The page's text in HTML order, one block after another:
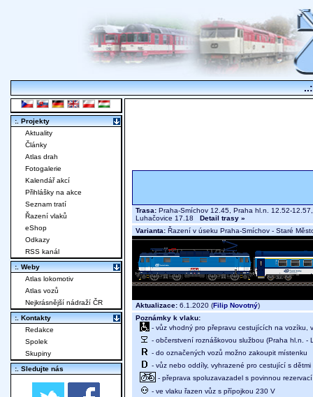
Trasa: Praha-Smíchov 12.45, Praha hl.n. 12.52-
Luhačovice 17.18 Detail trasy »
Varianta: Řazení v úseku Praha-Smíchov - Staré
Aktualizace: 6.1.2020 (Filip Novotný)
Poznámky k vlaku:
- vůz vhodný pro přepravu cestujících na vozíku,
- občerstvení roznáškovou službou (Praha hl.n. -
- do označených vozů možno zakoupit místenku
- vůz nebo oddíly, vyhrazené pro cestující s
- přeprava spoluzavazadel s povinnou
- ve vlaku řazen vůz s přípojkou 230 V
:. Projekty
Aktuality
Články
Atlas drah
Fotogalerie
Kalendář akcí
Přihlášky na akce
Seznam tratí
Řazení vlaků
eShop
Odkazy
RSS kanál
:. Weby
Atlas lokomotiv
Atlas vozů
Nejkrásnější nádraží ČR
:. Kontakty
Redakce
Spolek
Skupiny
:. Sledujte nás